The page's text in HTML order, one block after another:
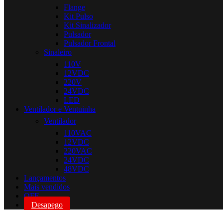
Flange
Kit Pulso
Kit Sinalizador
Pulsador
Pulsador Frontal
Sinaleiro
110V
12VDC
220V
24VDC
LED
Ventilador e Ventuinha
Ventilador
110VAC
12VDC
220VAC
24VDC
48VDC
Lançamentos
Mais vendidos
OFF
Desapego